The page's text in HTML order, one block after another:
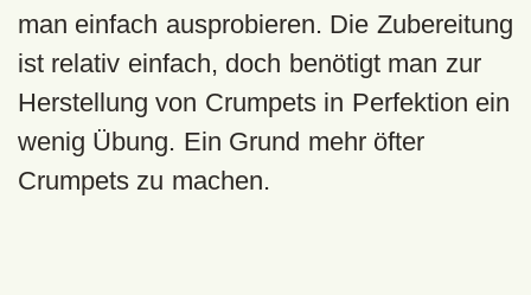
man einfach ausprobieren. Die Zubereitung
ist relativ einfach, doch benötigt man zur
Herstellung von Crumpets in Perfektion ein
wenig Übung. Ein Grund mehr öfter
Crumpets zu machen.